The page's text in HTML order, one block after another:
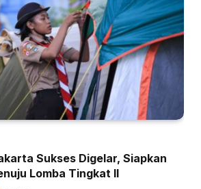
Sukses Digelar, Siapkan
Lomba Tingkat II